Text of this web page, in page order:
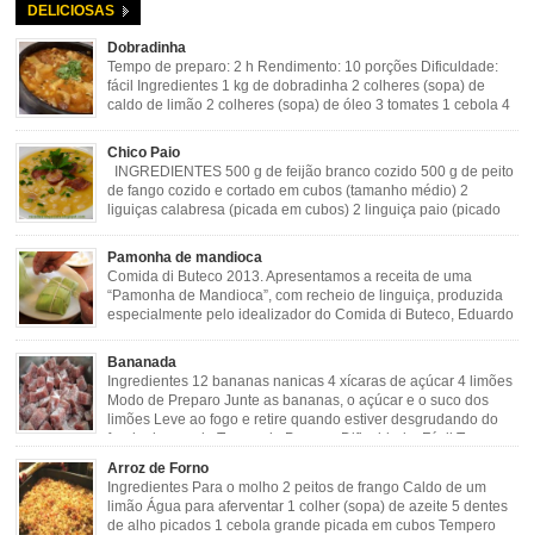
DELICIOSAS
Dobradinha
Tempo de preparo: 2 h Rendimento: 10 porções Dificuldade:
fácil Ingredientes 1 kg de dobradinha 2 colheres (sopa) de
caldo de limão 2 colheres (sopa) de óleo 3 tomates 1 cebola 4
gosto Modo de Preparo: Lavar muito bem a dobradinha com limão. Deixar de
molho […]
Chico Paio
INGREDIENTES 500 g de feijão branco cozido 500 g de peito
de fango cozido e cortado em cubos (tamanho médio) 2
liguiças calabresa (picada em cubos) 2 linguiça paio (picado
verde 2 dentes de alho amassado 3 colheres de óleo 2 […]
Pamonha de mandioca
Comida di Buteco 2013. Apresentamos a receita de uma
“Pamonha de Mandioca”, com recheio de linguiça, produzida
especialmente pelo idealizador do Comida di Buteco, Eduardo
cebola picadinha 100gr de mandioca crua ralada e espremida 1 colher café
de manteiga 35ml de leite Palha de milho verde 1 […]
Bananada
Ingredientes 12 bananas nanicas 4 xícaras de açúcar 4 limões
Modo de Preparo Junte as bananas, o açúcar e o suco dos
limões Leve ao fogo e retire quando estiver desgrudando do
fundo da panela Tempo de Preparo Dificuldade: Fácil Tempo
de Preparo: 40 minutos http://eusoumineirouaiso.com.br/culinaria-
mineira/bananada#tempo-de-preparo
Arroz de Forno
Ingredientes Para o molho 2 peitos de frango Caldo de um
limão Água para aferventar 1 colher (sopa) de azeite 5 dentes
de alho picados 1 cebola grande picada em cubos Tempero